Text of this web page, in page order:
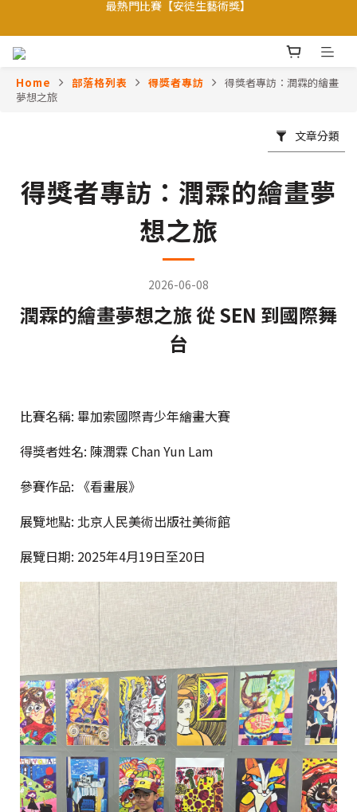
Home 部落格列表 得獎者專訪
得獎者專訪：潤霖的繪畫
夢想之旅
文章分類
得獎者專訪：潤霖的繪畫夢
想之旅
2026-06-08
潤霖的繪畫夢想之旅 從 SEN 到國際舞
台
比賽名稱: 畢加索國際青少年繪畫大賽
得獎者姓名: 陳潤霖 Chan Yun Lam
參賽作品: 《看畫展》
展覽地點: 北京人民美術出版社美術館
展覽日期: 2025年4月19日至20日